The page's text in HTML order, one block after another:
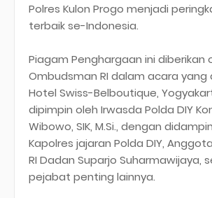
Polres Kulon Progo menjadi
terbaik se-Indonesia.
Piagam Penghargaan ini diberikan
Ombudsman RI dalam acara yang
Hotel Swiss-Belboutique,
dipimpin oleh Irwasda Polda DIY
Wibowo, SIK, M.Si., dengan
Kapolres jajaran Polda DIY,
RI Dadan Suparjo Suharmawijaya,
pejabat penting lainnya.